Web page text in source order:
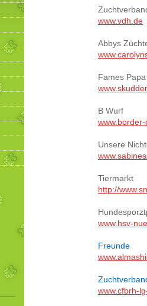
www.vdh.de
Abbys
Fames Papa
B Wurf
Unsere
Tiermarkt
http://
www.hsv-
Freunde
www.cfbrh-